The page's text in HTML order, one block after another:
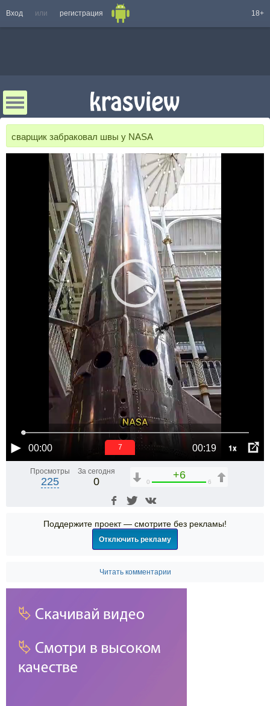
Вход или регистрация 18+
сварщик забраковал швы у NASA
00:00 00:19 1x
6
Просмотры
225
За сегодня
0
+6
0 6
Поддержите проект — смотрите без рекламы!
Отключить рекламу
Читать комментарии